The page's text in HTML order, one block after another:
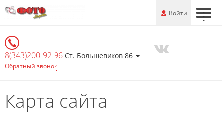
Перейти
информации
---
Войти
8(343)200-92-96 Ст. Большевиков 86
Обратный звонок
Карта сайта